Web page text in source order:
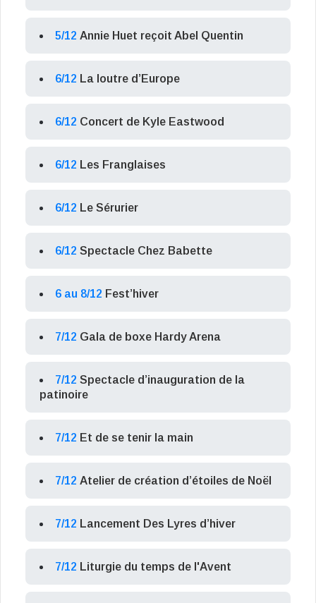
5/12 Annie Huet reçoit Abel Quentin
6/12 La loutre d’Europe
6/12 Concert de Kyle Eastwood
6/12 Les Franglaises
6/12 Le Sérurier
6/12 Spectacle Chez Babette
6 au 8/12 Fest’hiver
7/12 Gala de boxe Hardy Arena
7/12 Spectacle d’inauguration de la
patinoire
7/12 Et de se tenir la main
7/12 Atelier de création d’étoiles de Noël
7/12 Lancement Des Lyres d’hiver
7/12 Liturgie du temps de l'Avent